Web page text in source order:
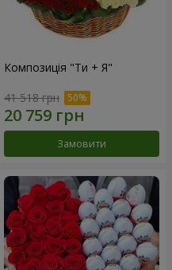
Композиція "Ти + Я"
41 518 грн
Замовити